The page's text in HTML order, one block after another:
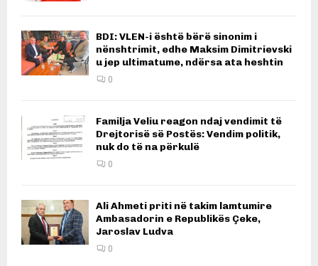
BDI: VLEN-i është bërë sinonim i
nënshtrimit, edhe Maksim Dimitrievski
u jep ultimatume, ndërsa ata heshtin
0
Familja Veliu reagon ndaj vendimit të
Drejtorisë së Postës: Vendim politik,
nuk do të na përkulë
0
Ali Ahmeti priti në takim lamtumire
Ambasadorin e Republikës Çeke,
Jaroslav Ludva
0